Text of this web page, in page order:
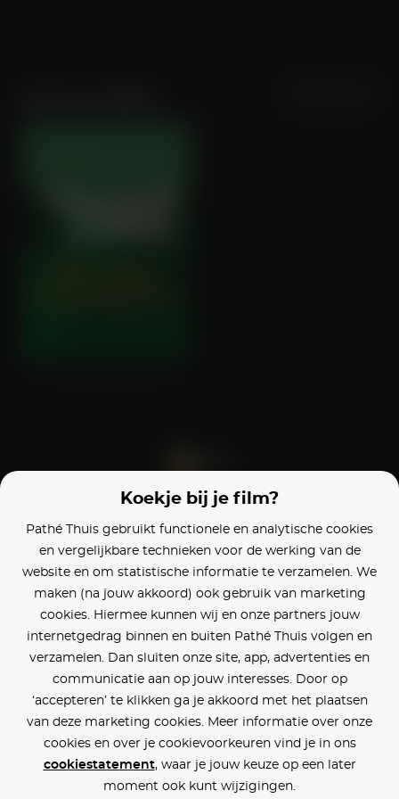
Koekje bij je film?
Pathé Thuis gebruikt functionele en analytische cookies
en vergelijkbare technieken voor de werking van de
website en om statistische informatie te verzamelen. We
maken (na jouw akkoord) ook gebruik van marketing
cookies. Hiermee kunnen wij en onze partners jouw
internetgedrag binnen en buiten Pathé Thuis volgen en
verzamelen. Dan sluiten onze site, app, advertenties en
communicatie aan op jouw interesses. Door op
‘accepteren’ te klikken ga je akkoord met het plaatsen
van deze marketing cookies. Meer informatie over onze
cookies en over je cookievoorkeuren vind je in ons
cookiestatement, waar je jouw keuze op een later
moment ook kunt wijzigingen.
Klantenservice
Betaalinstellingen
Cookie voorkeuren
Over Pathé Thuis
Bioscopen
CVD